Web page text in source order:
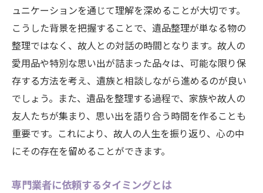
感情的負担を減らす愛知県での遺品整理の進め
方
感情を整理するための心の準備
愛知県での地域性を活かした整理術
無理のないペースでの進め方
心理的サポートを活用した整理法
専門業者と共に進める安心のプロセス
心の負担を軽減するためのアイデア
思い出を大切にした心温まるプロセス
ュニケーションを通じて理解を深めることが大切です。
こうした背景を把握することで、遺品整理が単なる物の
整理ではなく、故人との対話の時間となります。故人の
愛用品や特別な思い出が詰まった品々は、可能な限り保
存する方法を考え、遺族と相談しながら進めるのが良い
でしょう。また、遺品を整理する過程で、家族や故人の
友人たちが集まり、思い出を語り合う時間を作ることも
重要です。これにより、故人の人生を振り返り、心の中
にその存在を留めることができます。
専門業者に依頼するタイミングとは